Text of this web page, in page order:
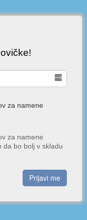
za namene
za namene
da bo bolj v skladu
Prijavi me